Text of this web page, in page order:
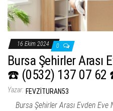
16 Ekim 2024 0
Bursa Şehirler Arası
☎️ (0532) 137 07 62
Yazar: FEVZITURAN53
Bursa Şehirler Arası Evden Eve